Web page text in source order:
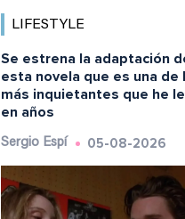
LIFESTYLE
Se estrena la adaptación
esta novela que es una de
más inquietantes que he
en años
Sergio Espí 05-08-2026